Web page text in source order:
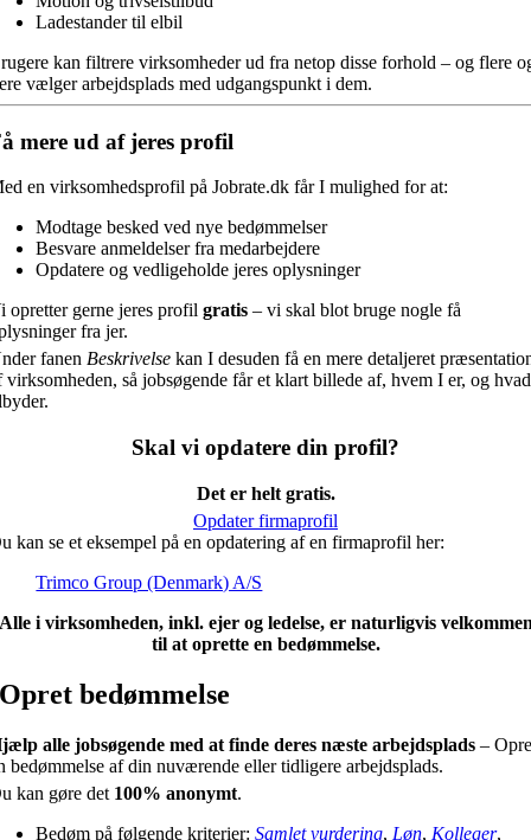
Ladestander til elbil
kan filtrere virksomheder ud fra netop disse forhold – og flere
vælger arbejdsplads med udgangspunkt i dem.
mere ud af jeres profil
en virksomhedsprofil på Jobrate.dk får I mulighed for at:
Modtage besked ved nye bedømmelser
Besvare anmeldelser fra medarbejdere
Opdatere og vedligeholde jeres oplysninger
opretter gerne jeres profilgratis – vi skal blot bruge nogle få
fra jer.
fanen Beskrivelse kan I desuden få en mere detaljeret
virksomheden, så jobsøgende får et klart billede af, hvem I er, og
Skal vi opdatere din profil?
Det er helt gratis.
Opdater firmaprofil
kan se et eksempel på en opdatering af en firmaprofil her:
Trimco Group (Denmark) A/S
i virksomheden, inkl. ejer og ledelse, er naturligvis
til at oprette en bedømmelse.
Opret bedømmelse
alle jobsøgende med at finde deres næste arbejdsplads –
bedømmelse af din nuværende eller tidligere arbejdsplads.
kan gøre det 100% anonymt.
Bedøm på følgende kriterier:Samlet vurdering, Løn, Kolleger,